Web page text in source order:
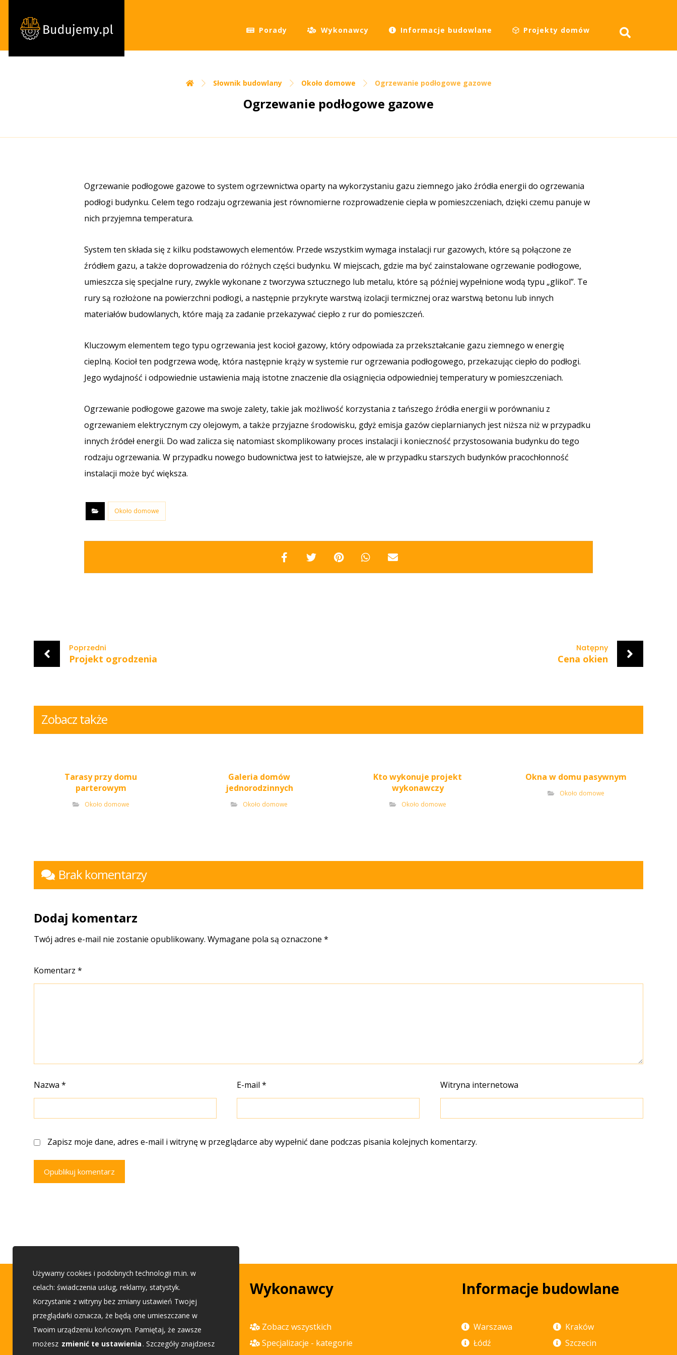
Porady Wykonawcy Informacje budowlane Projekty domów
Słownik budowlany Około domowe Ogrzewanie podłogowe gazowe
Ogrzewanie podłogowe gazowe
Ogrzewanie podłogowe gazowe to system ogrzewnictwa oparty na wykorzystaniu gazu ziemnego jako źródła energii do ogrzewania
podłogi budynku. Celem tego rodzaju ogrzewania jest równomierne rozprowadzenie ciepła w pomieszczeniach, dzięki czemu panuje w
nich przyjemna temperatura.
System ten składa się z kilku podstawowych elementów. Przede wszystkim wymaga instalacji rur gazowych, które są połączone ze
źródłem gazu, a także doprowadzenia do różnych części budynku. W miejscach, gdzie ma być zainstalowane ogrzewanie podłogowe,
umieszcza się specjalne rury, zwykle wykonane z tworzywa sztucznego lub metalu, które są później wypełnione wodą typu „glikol”. Te
rury są rozłożone na powierzchni podłogi, a następnie przykryte warstwą izolacji termicznej oraz warstwą betonu lub innych
materiałów budowlanych, które mają za zadanie przekazywać ciepło z rur do pomieszczeń.
Kluczowym elementem tego typu ogrzewania jest kocioł gazowy, który odpowiada za przekształcanie gazu ziemnego w energię
cieplną. Kocioł ten podgrzewa wodę, która następnie krąży w systemie rur ogrzewania podłogowego, przekazując ciepło do podłogi.
Jego wydajność i odpowiednie ustawienia mają istotne znaczenie dla osiągnięcia odpowiedniej temperatury w pomieszczeniach.
Ogrzewanie podłogowe gazowe ma swoje zalety, takie jak możliwość korzystania z tańszego źródła energii w porównaniu z
ogrzewaniem elektrycznym czy olejowym, a także przyjazne środowisku, gdyż emisja gazów cieplarnianych jest niższa niż w przypadku
innych źródeł energii. Do wad zalicza się natomiast skomplikowany proces instalacji i konieczność przystosowania budynku do tego
rodzaju ogrzewania. W przypadku nowego budownictwa jest to łatwiejsze, ale w przypadku starszych budynków pracochłonność
instalacji może być większa.
Około domowe
Poprzedni
Projekt ogrodzenia
Natępny
Cena okien
Zobacz także
Tarasy przy domu
parterowym
Około domowe
Galeria domów
jednorodzinnych
Około domowe
Kto wykonuje projekt
wykonawczy
Około domowe
Okna w domu pasywnym
Około domowe
Brak komentarzy
Dodaj komentarz
Twój adres e-mail nie zostanie opublikowany. Wymagane pola są oznaczone*
Komentarz*
Nazwa* E-mail* Witryna internetowa
Zapisz moje dane, adres e-mail i witrynę w przeglądarce aby wypełnić dane podczas pisania kolejnych komentarzy.
Opublikuj komentarz
Porady budowlane
Etap 1 - Przed budową
Etap 2 - Wybieam projekt
Wykonawcy
Zobacz wszystkich
Specjalizacje - kategorie
Informacje budowlane
Warszawa
Kraków
Łódź
Szczecin
Używamy cookies i podobnych technologii m.in. w
celach: świadczenia usług, reklamy, statystyk.
Korzystanie z witryny bez zmiany ustawień Twojej
przeglądarki oznacza, że będą one umieszczane w
Twoim urządzeniu końcowym. Pamiętaj, że zawsze
możesz zmienić te ustawienia . Szczegóły znajdziesz